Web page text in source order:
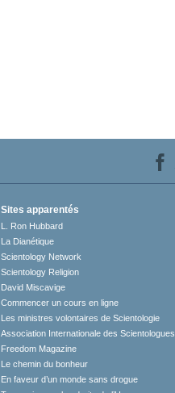
Sites apparentés
L. Ron Hubbard
La Dianétique
Scientology Network
Scientology Religion
David Miscavige
Commencer un cours en ligne
Les ministres volontaires de Scientologie
Association Internationale des Scientologues
Freedom Magazine
Le chemin du bonheur
En faveur d’un monde sans drogue